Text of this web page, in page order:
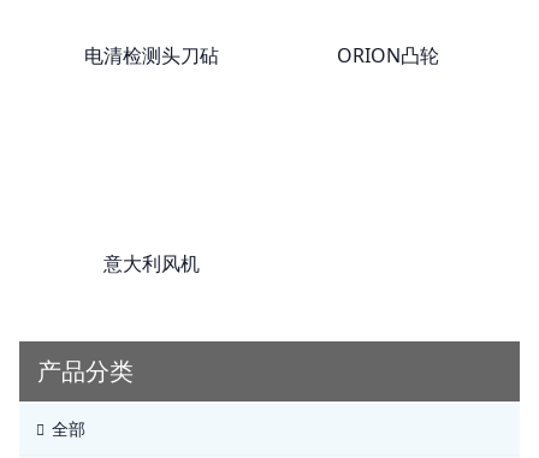
电清检测头刀砧 ORION凸轮
意大利风机
产品分类
全部